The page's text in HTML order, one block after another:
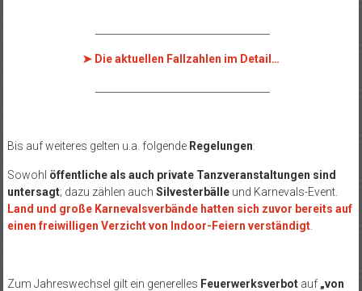
➤ Die aktuellen Fallzahlen im Detail…
Bis auf weiteres gelten u.a. folgende Regelungen:
Sowohl öffentliche als auch private Tanzveranstaltungen sind
untersagt; dazu zählen auch Silvesterbälleund Karnevals-Event.
Land und große Karnevalsverbände hatten sich zuvor bereits auf
einen freiwilligen Verzicht von Indoor-Feiern verständigt.
Zum Jahreswechsel gilt ein generelles Feuerwerksverbotauf „von